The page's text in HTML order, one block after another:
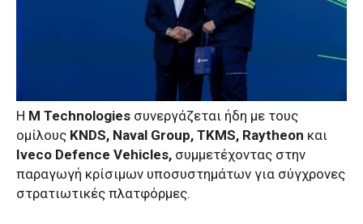
Η M Technologies συνεργάζεται ήδη με τους
ομίλους KNDS, Naval Group, TKMS, Raytheon και
Iveco Defence Vehicles, συμμετέχοντας στην
παραγωγή κρίσιμων υποσυστημάτων για σύγχρονες
στρατιωτικές πλατφόρμες.